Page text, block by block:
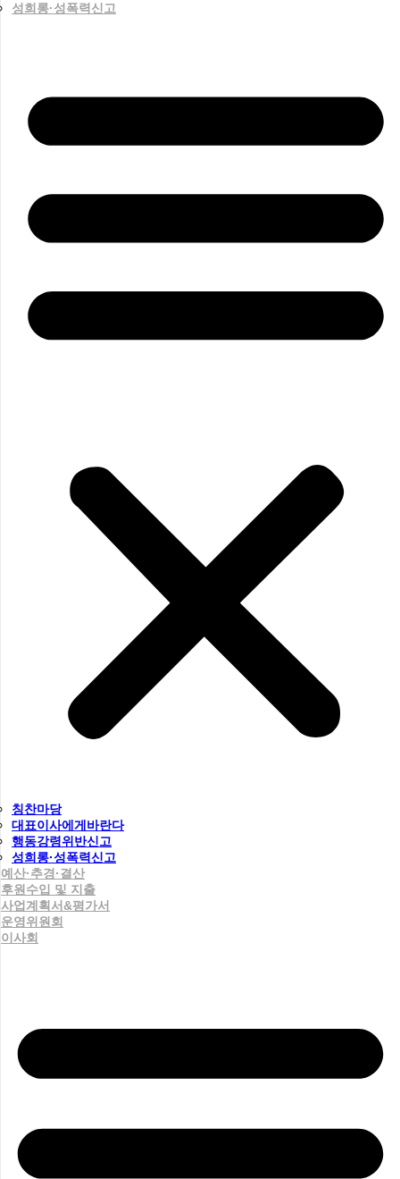
성희롱·성폭력신고
칭찬마당
대표이사에게바란다
행동강령위반신고
성희롱·성폭력신고
예산·추경·결산
후원수입 및 지출
사업계획서&평가서
운영위원회
이사회